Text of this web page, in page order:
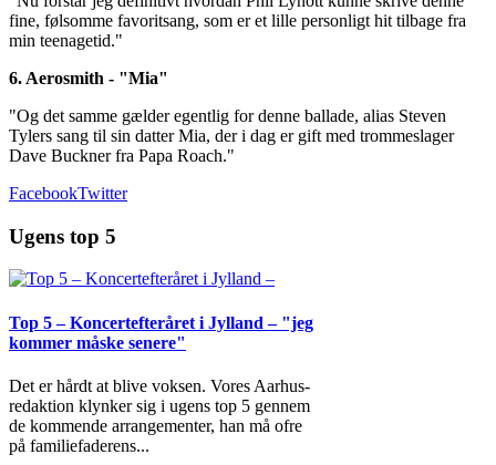
fine, følsomme favoritsang, som er et lille personligt hit tilbage fra
min teenagetid."
6. Aerosmith - "Mia"
"Og det samme gælder egentlig for denne ballade, alias Steven
Tylers sang til sin datter Mia, der i dag er gift med trommeslager
Dave Buckner fra Papa Roach."
FacebookTwitter
Ugens top 5
Top 5 – Koncertefteråret i Jylland – "jeg
kommer måske senere"
Det er hårdt at blive voksen. Vores Aarhus-
redaktion klynker sig i ugens top 5 gennem
de kommende arrangementer, han må ofre
på familiefaderens...